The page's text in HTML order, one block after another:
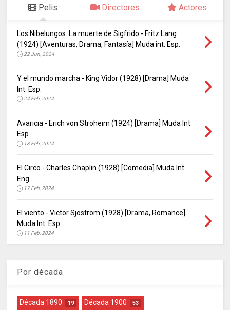
Pelis Directores Actores
Los Nibelungos: La muerte de Sigfrido - Fritz Lang
(1924) [Aventuras, Drama, Fantasía] Muda int. Esp.
22 Jun, 2024
Y el mundo marcha - King Vidor (1928) [Drama] Muda
Int. Esp.
24 Feb, 2024
Avaricia - Erich von Stroheim (1924) [Drama] Muda Int.
Esp.
18 Feb, 2024
El Circo - Charles Chaplin (1928) [Comedia] Muda Int.
Eng.
17 Feb, 2024
El viento - Victor Sjöström (1928) [Drama, Romance]
Muda Int. Esp.
11 Feb, 2024
Por década
Década 1890 19 Década 1900 53